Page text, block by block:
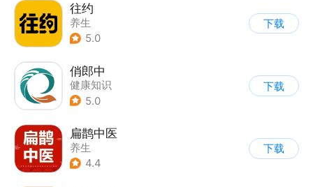
往约
养生
5.0
下载
俏郎中
健康知识
5.0
下载
扁鹊中医
养生
4.4
下载